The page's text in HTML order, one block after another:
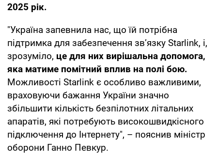
2025 рік.
"Україна запевнила нас, що їй потрібна
підтримка для забезпечення зв’язку Starlink, і,
зрозуміло, це для них вирішальна допомога,
яка матиме помітний вплив на полі бою.
Можливості Starlink є особливо важливими,
враховуючи бажання України значно
збільшити кількість безпілотних літальних
апаратів, які потребують високошвидкісного
підключення до Інтернету", – пояснив міністр
оборони Ганно Певкур.